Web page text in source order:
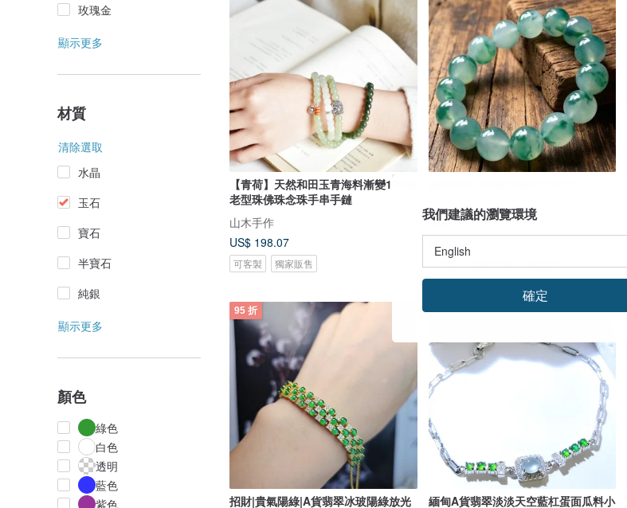
玫瑰金
顯示更多
材質
清除選取
水晶
玉石
寶石
半寶石
純銀
顯示更多
顏色
綠色
白色
透明
藍色
紫色
【青荷】天然和田玉青海料漸變108顆
老型珠佛珠念珠手串手鏈
山木手作
US$ 198.07
可客製 獨家販售
繡娘
95 折
招財|貴氣陽綠|A貨翡翠冰玻陽綠放光
95 折
緬甸A貨翡翠淡淡天空藍杠蛋面瓜料小
我們建議的瀏覽環境
確定